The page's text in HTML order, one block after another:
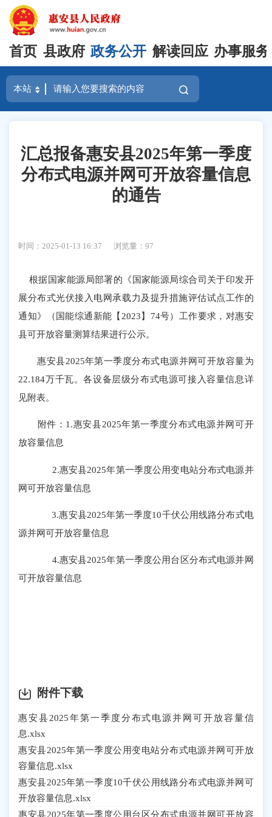
首页 县政府 政务公开 解读回应 办事服务
汇总报备惠安县2025年第一季度
分布式电源并网可开放容量信息
的通告
时间：2025-01-13 16:37 浏览量：97
根据国家能源局部署的《国家能源局综合司关于印发开
展分布式光伏接入电网承载力及提升措施评估试点工作的
通知》（国能综通新能【2023】74号）工作要求，对惠安
县可开放容量测算结果进行公示。
惠安县2025年第一季度分布式电源并网可开放容量为
22.184万千瓦。各设备层级分布式电源可接入容量信息详
见附表。
附件：1.惠安县2025年第一季度分布式电源并网可开
放容量信息
2.惠安县2025年第一季度公用变电站分布式电源并
网可开放容量信息
3.惠安县2025年第一季度10千伏公用线路分布式电
源并网可开放容量信息
4.惠安县2025年第一季度公用台区分布式电源并网
可开放容量信息
附件下载
惠安县2025年第一季度分布式电源并网可开放容量信
息.xlsx
惠安县2025年第一季度公用变电站分布式电源并网可开放
容量信息.xlsx
惠安县2025年第一季度10千伏公用线路分布式电源并网可
开放容量信息.xlsx
惠安县2025年第一季度公用台区分布式电源并网可开放容